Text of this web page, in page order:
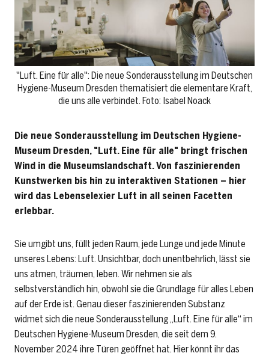
"Luft. Eine für alle": Die neue Sonderausstellung im Deutschen
Hygiene-Museum Dresden thematisiert die elementare Kraft,
die uns alle verbindet. Foto: Isabel Noack
Die neue Sonderausstellung im Deutschen Hygiene-
Museum Dresden, "Luft. Eine für alle" bringt frischen
Wind in die Museumslandschaft. Von faszinierenden
Kunstwerken bis hin zu interaktiven Stationen – hier
wird das Lebenselexier Luft in all seinen Facetten
erlebbar.
Sie umgibt uns, füllt jeden Raum, jede Lunge und jede Minute
unseres Lebens: Luft. Unsichtbar, doch unentbehrlich, lässt sie
uns atmen, träumen, leben. Wir nehmen sie als
selbstverständlich hin, obwohl sie die Grundlage für alles Leben
auf der Erde ist. Genau dieser faszinierenden Substanz
widmet sich die neue Sonderausstellung „Luft. Eine für alle“ im
Deutschen Hygiene-Museum Dresden, die seit dem 9.
November 2024 ihre Türen geöffnet hat. Hier könnt ihr das